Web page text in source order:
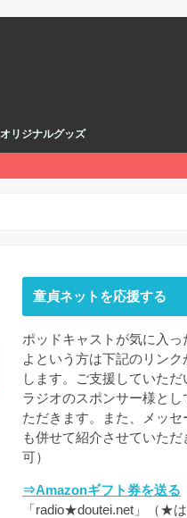
オリジナルグッズ
童貞ネットを応援する
ポッドキャストが気に入
よという方は下記のリン
します。ご支援していた
ラジオのスポンサー様と
ただきます。また、メッ
も併せて紹介させていた
可）
⇒Amazonギフト券を送る
「radio★doutei.net」（★